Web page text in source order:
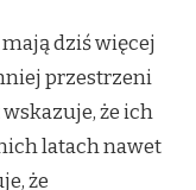
dziś więcej
przestrzeni
że ich
latach nawet
że